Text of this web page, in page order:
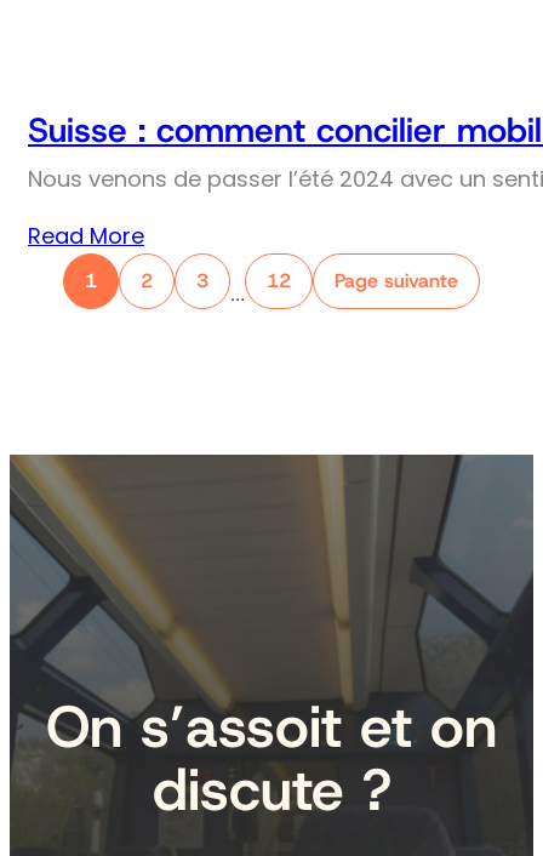
Suisse : comment concilier
Nous venons de passer l’été 2024 avec un
Read More
1 2 3
…
12 Page suivante
On s’assoit et on
discute ?